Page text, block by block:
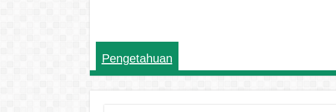
Pengetahuan